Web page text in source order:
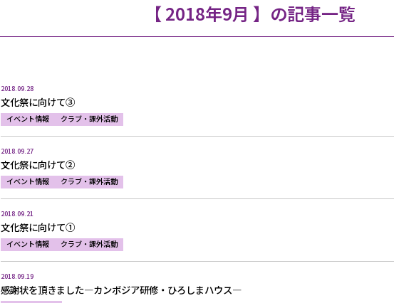
【 2018年9月 】の記事一覧
2018.09.28
文化祭に向けて③
イベント情報 クラブ・課外活動
2018.09.27
文化祭に向けて②
イベント情報 クラブ・課外活動
2018.09.21
文化祭に向けて①
イベント情報 クラブ・課外活動
2018.09.19
感謝状を頂きました―カンボジア研修・ひろしまハウス―